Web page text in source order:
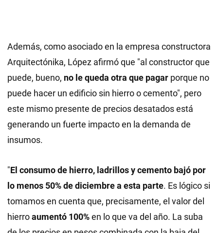
Además, como asociado en la empresa constructora
Arquitectónika, López afirmó que "al constructor que
puede, bueno, no le queda otra que pagar porque no
puede hacer un edificio sin hierro o cemento", pero
este mismo presente de precios desatados está
generando un fuerte impacto en la demanda de
insumos.
"El consumo de hierro, ladrillos y cemento bajó por
lo menos 50% de diciembre a esta parte. Es lógico si
tomamos en cuenta que, precisamente, el valor del
hierroaumentó 100%en lo que va del año. La suba